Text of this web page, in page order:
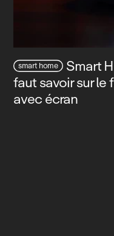
smart home Smart
faut savoir sur
avec écran